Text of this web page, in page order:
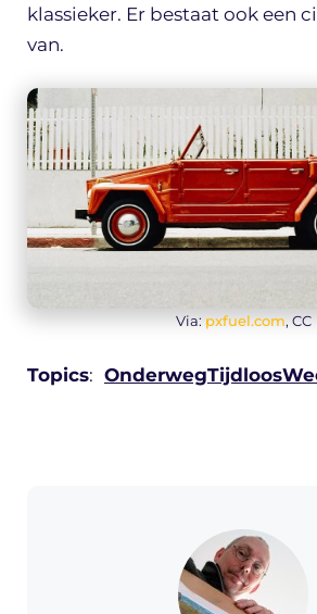
klassieker. Er bestaat ook een
van.
Via: pxfuel.com, CC
Topics: OnderwegTijdloos